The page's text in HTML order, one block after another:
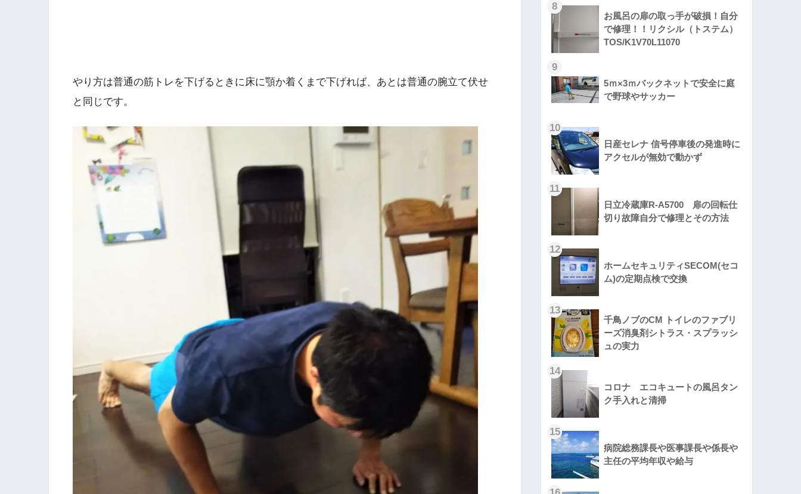
やり方は普通の筋トレを下げるときに床に顎か着くまで下げれば、あとは普通の腕立て伏せ
と同じです。
8
お風呂の扉の取っ手が破損！自分
で修理！！リクシル（トステム）
TOS/K1V70L11070
9
5ｍ×3ｍバックネットで安全に庭
で野球やサッカー
10
日産セレナ 信号停車後の発進時に
アクセルが無効で動かず
11
日立冷蔵庫R-A5700 扉の回転仕
切り故障自分で修理とその方法
12
ホームセキュリティSECOM(セコ
ム)の定期点検で交換
13
千鳥ノブのCM トイレのファブリ
ーズ消臭剤シトラス・スプラッシ
ュの実力
14
コロナ エコキュートの風呂タン
ク手入れと清掃
15
病院総務課長や医事課長や係長や
主任の平均年収や給与